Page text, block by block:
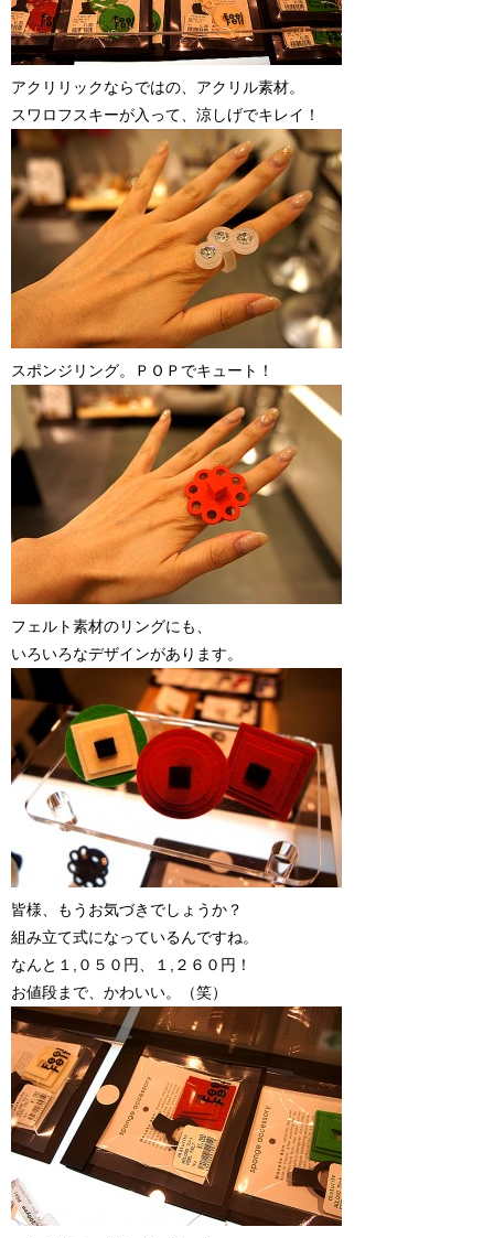
アクリリックならではの、アクリル素材。
スワロフスキーが入って、涼しげでキレイ！
スポンジリング。ＰＯＰでキュート！
フェルト素材のリングにも、
いろいろなデザインがあります。
皆様、もうお気づきでしょうか？
組み立て式になっているんですね。
なんと１,０５０円、１,２６０円！
お値段まで、かわいい。（笑）